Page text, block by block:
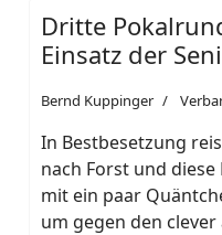
Dritte
Einsatz der
Bernd Kuppinger
In Bestbesetzung
nach Forst und
mit ein paar
um gegen den